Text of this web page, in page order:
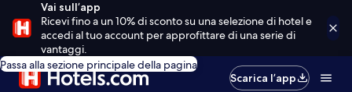
Vai sull’app
Ricevi fino a un 10% di sconto su una selezione di hotel e
accedi al tuo account per approfittare di una serie di
vantaggi.
Passa alla sezione principale della pagina
Scarica l’app